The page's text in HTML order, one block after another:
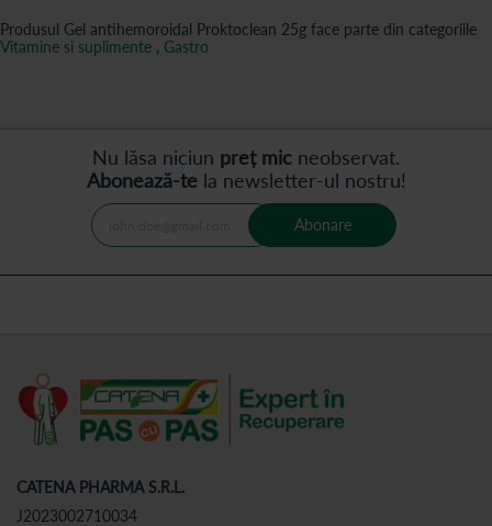
Produsul Gel antihemoroidal Proktoclean 25g face parte din categoriile
Vitamine si suplimente , Gastro
Nu lăsa niciun preț mic neobservat.
Abonează-tela newsletter-ul nostru!
Abonare
CATENA PHARMA S.R.L.
J2023002710034